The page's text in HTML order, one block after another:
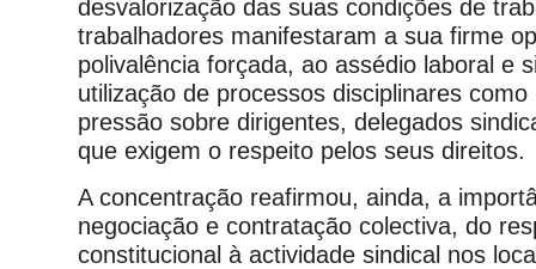
desvalorização das suas condições de
trabalhadores manifestaram a sua firme
polivalência forçada, ao assédio laboral e
utilização de processos disciplinares
pressão sobre dirigentes, delegados
que exigem o respeito pelos seus direitos.
A concentração reafirmou, ainda, a
negociação e contratação colectiva, do
constitucional à actividade sindical nos